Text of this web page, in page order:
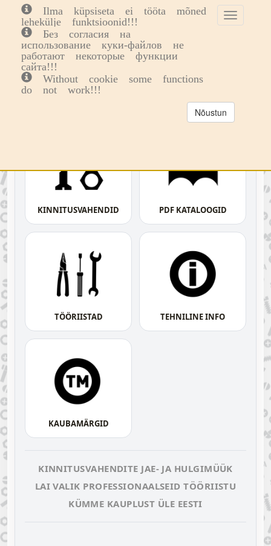
Ilma küpsiseta ei tööta mõned
lehekülje funktsioonid!!!
Без согласия на
использование куки-файлов не
работают некоторые функции
сайта!!!
Without cookie some functions
do not work!!!
Toggle
cookie
Nõustun
Previous
KINNITUSVAHENDID PDF KATALOOGID
TÖÖRIISTAD TEHNILINE INFO
KAUBAMÄRGID
KINNITUSVAHENDITE JAE- JA HULGIMÜÜK
LAI VALIK PROFESSIONAALSEID TÖÖRIISTU
KÜMME KAUPLUST ÜLE EESTI